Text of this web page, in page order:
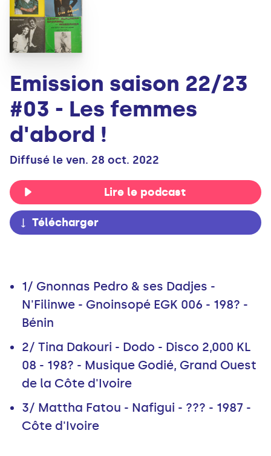
Emission saison 22/23
#03 - Les femmes
d'abord !
Diffusé le ven. 28 oct. 2022
Lire le podcast
Télécharger
1/ Gnonnas Pedro & ses Dadjes -
N'Filinwe - Gnoinsopé EGK 006 - 198? -
Bénin
2/ Tina Dakouri - Dodo - Disco 2,000 KL
08 - 198? - Musique Godié, Grand Ouest
de la Côte d'Ivoire
3/ Mattha Fatou - Nafigui - ??? - 1987 -
Côte d'Ivoire